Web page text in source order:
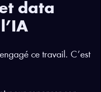
data
ce travail. C’est